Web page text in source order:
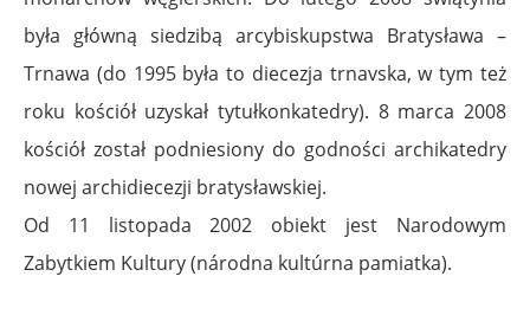
była główną siedzibą arcybiskupstwa Bratysława –
Trnawa (do 1995 była to diecezja trnavska, w tym też
roku kościół uzyskał tytułkonkatedry). 8 marca 2008
kościół został podniesiony do godności archikatedry
nowej archidiecezji bratysławskiej.
Od 11 listopada 2002 obiekt jest Narodowym
Zabytkiem Kultury (národna kultúrna pamiatka).